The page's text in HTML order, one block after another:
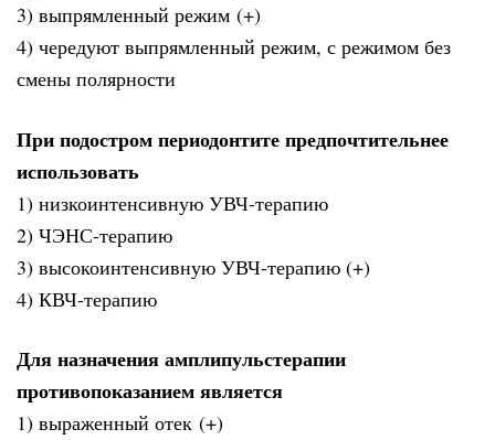
3) выпрямленный режим (+)
4) чередуют выпрямленный режим, с режимом без
смены полярности
При подостром периодонтите предпочтительнее
использовать
1) низкоинтенсивную УВЧ-терапию
2) ЧЭНС-терапию
3) высокоинтенсивную УВЧ-терапию (+)
4) КВЧ-терапию
Для назначения амплипульстерапии
противопоказанием является
1) выраженный отек (+)